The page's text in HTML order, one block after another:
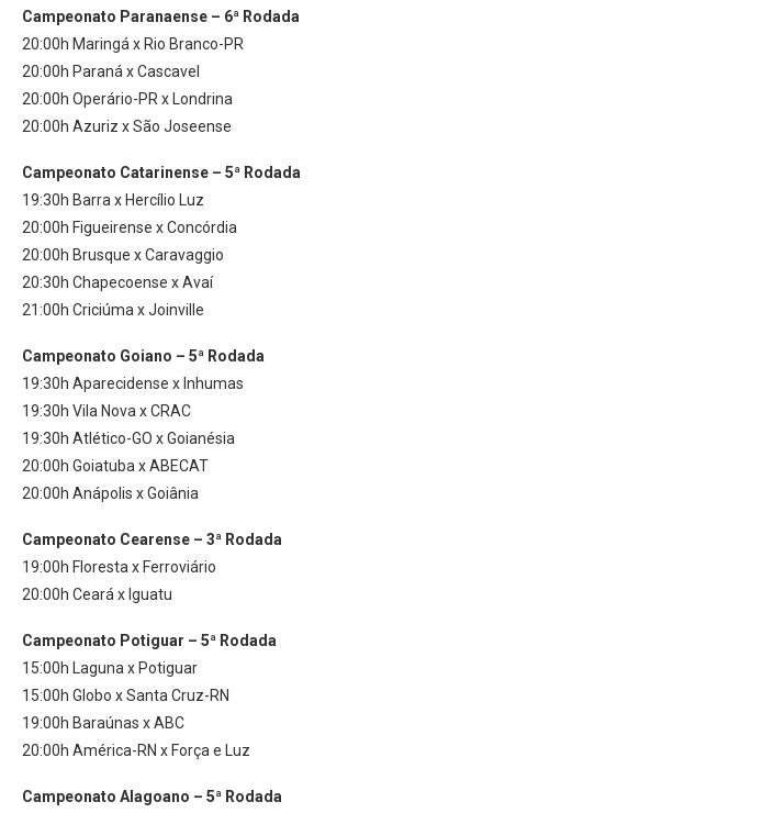
Campeonato Paranaense – 6ª Rodada
20:00h Maringá x Rio Branco-PR
20:00h Paraná x Cascavel
20:00h Operário-PR x Londrina
20:00h Azuriz x São Joseense
Campeonato Catarinense – 5ª Rodada
19:30h Barra x Hercílio Luz
20:00h Figueirense x Concórdia
20:00h Brusque x Caravaggio
20:30h Chapecoense x Avaí
21:00h Criciúma x Joinville
Campeonato Goiano – 5ª Rodada
19:30h Aparecidense x Inhumas
19:30h Vila Nova x CRAC
19:30h Atlético-GO x Goianésia
20:00h Goiatuba x ABECAT
20:00h Anápolis x Goiânia
Campeonato Cearense – 3ª Rodada
19:00h Floresta x Ferroviário
20:00h Ceará x Iguatu
Campeonato Potiguar – 5ª Rodada
15:00h Laguna x Potiguar
15:00h Globo x Santa Cruz-RN
19:00h Baraúnas x ABC
20:00h América-RN x Força e Luz
Campeonato Alagoano – 5ª Rodada